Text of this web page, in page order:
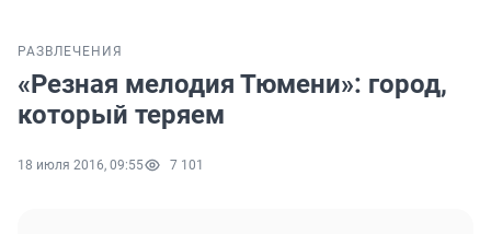
РАЗВЛЕЧЕНИЯ
«Резная мелодия Тюмени»: город,
который теряем
18 июля 2016, 09:55 7 101